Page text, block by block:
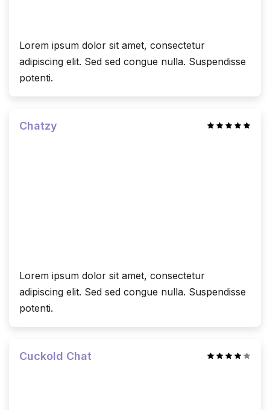
Lorem ipsum dolor sit amet, consectetur
adipiscing elit. Sed sed congue nulla. Suspendisse
potenti.
Chatzy
Lorem ipsum dolor sit amet, consectetur
adipiscing elit. Sed sed congue nulla. Suspendisse
potenti.
Cuckold Chat